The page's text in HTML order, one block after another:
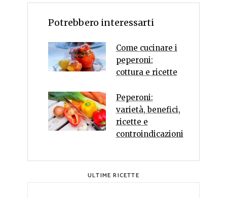
Potrebbero interessarti
Come cucinare i
peperoni:
cottura e ricette
Peperoni:
varietà, benefici,
ricette e
controindicazioni
ULTIME RICETTE